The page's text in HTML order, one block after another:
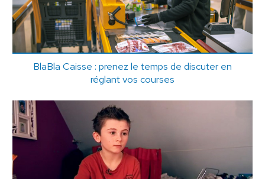
BlaBla Caisse : prenez le temps de discuter en
réglant vos courses